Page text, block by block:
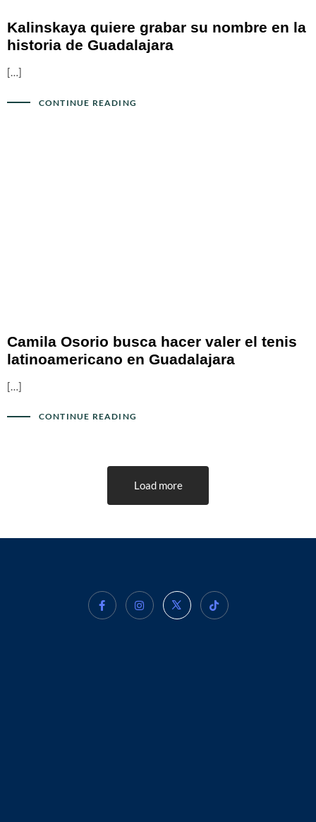
Kalinskaya quiere grabar su nombre en la
historia de Guadalajara
[…]
CONTINUE READING
Camila Osorio busca hacer valer el tenis
latinoamericano en Guadalajara
[…]
CONTINUE READING
Load more